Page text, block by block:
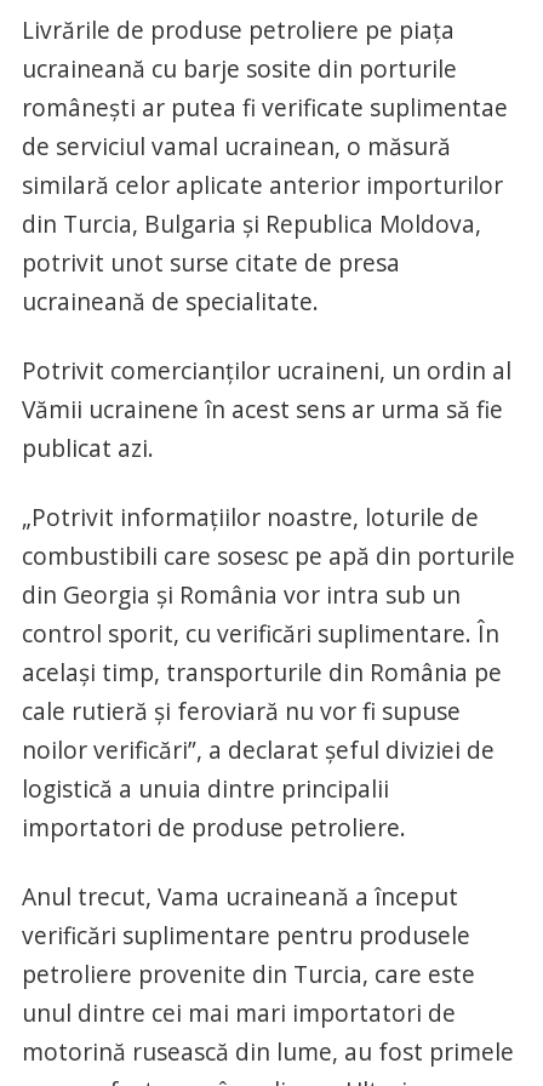
Livrările de produse petroliere pe piața
ucraineană cu barje sosite din porturile
românești ar putea fi verificate suplimentae
de serviciul vamal ucrainean, o măsură
similară celor aplicate anterior importurilor
din Turcia, Bulgaria și Republica Moldova,
potrivit unot surse citate de presa
ucraineană de specialitate.
Potrivit comercianților ucraineni, un ordin al
Vămii ucrainene în acest sens ar urma să fie
publicat azi.
„Potrivit informațiilor noastre, loturile de
combustibili care sosesc pe apă din porturile
din Georgia și România vor intra sub un
control sporit, cu verificări suplimentare. În
același timp, transporturile din România pe
cale rutieră și feroviară nu vor fi supuse
noilor verificări”, a declarat șeful diviziei de
logistică a unuia dintre principalii
importatori de produse petroliere.
Anul trecut, Vama ucraineană a început
verificări suplimentare pentru produsele
petroliere provenite din Turcia, care este
unul dintre cei mai mari importatori de
motorină rusească din lume, au fost primele